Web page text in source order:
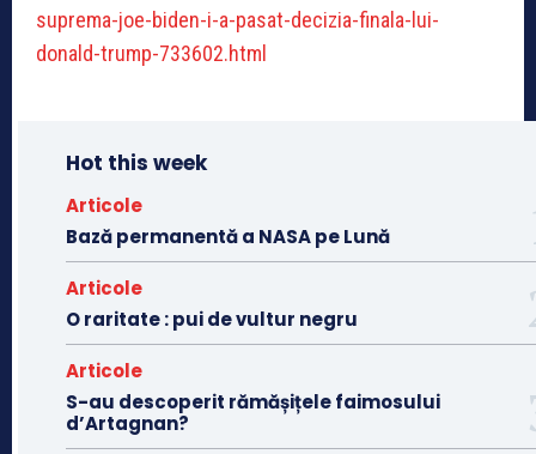
suprema-joe-biden-i-a-pasat-decizia-finala-lui-
donald-trump-733602.html
Hot this week
Articole
Bază permanentă a NASA pe Lună
Articole
O raritate : pui de vultur negru
Articole
S-au descoperit rămășițele faimosului
d’Artagnan?